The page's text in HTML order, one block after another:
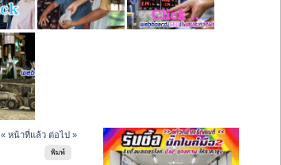
« หน้าที่แล้ว ต่อไป »
พิมพ์